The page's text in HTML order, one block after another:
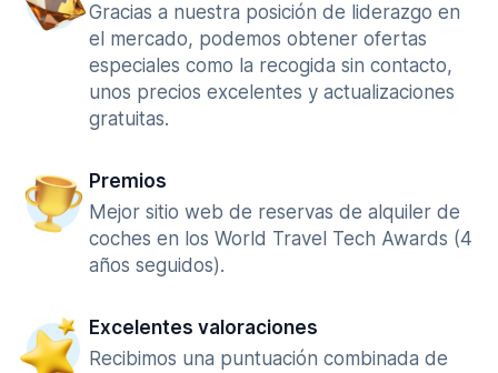
Gracias a nuestra posición de liderazgo en
el mercado, podemos obtener ofertas
especiales como la recogida sin contacto,
unos precios excelentes y actualizaciones
gratuitas.
Premios
Mejor sitio web de reservas de alquiler de
coches en los World Travel Tech Awards (4
años seguidos).
Excelentes valoraciones
Recibimos una puntuación combinada de